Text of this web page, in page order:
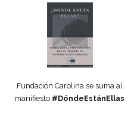
Fundación Carolina se suma al
manifiesto #DóndeEstánEllas